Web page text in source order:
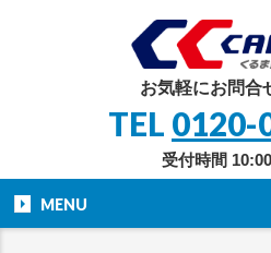
お気軽にお問合
TEL 0120-
受付時間
MENU